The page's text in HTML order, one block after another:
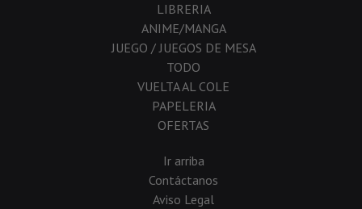
LIBRERIA
ANIME/MANGA
JUEGO / JUEGOS DE MESA
TODO
VUELTA AL COLE
PAPELERIA
OFERTAS
Ir arriba
Contáctanos
Aviso Legal